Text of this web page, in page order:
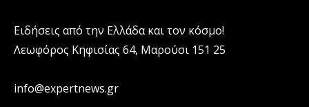
Ειδήσεις από την Ελλάδα και τον κόσμο!
Λεωφόρος Κηφισίας 64, Μαρούσι 151 25
info@expertnews.gr